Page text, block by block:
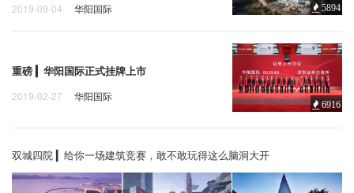
2019-09-04 华阳国际 5894
重磅 ▎华阳国际正式挂牌上市
2019-02-27 华阳国际
6916
双城四院 ▎给你一场建筑竞赛，敢不敢玩得这么脑洞大开